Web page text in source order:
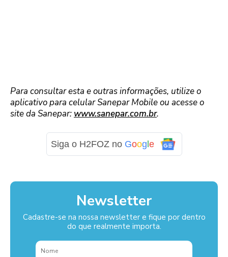
Para consultar esta e outras informações, utilize o
aplicativo para celular Sanepar Mobile ou acesse o
site da Sanepar: www.sanepar.com.br.
Siga o H2FOZ no Goog e
Newsletter
Cadastre-se na nossa newsletter e fique por dentro
do que realmente importa.